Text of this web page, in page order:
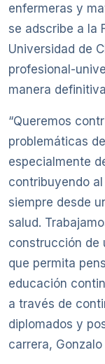
enfermeras y
se adscribe a la
Universidad de
profesional-
manera
“Queremos
problemáticas
especialmente
contribuyendo
siempre desde
salud.
construcción de
que permita
educación
a través de
diplomados y
carrera, Gonzalo